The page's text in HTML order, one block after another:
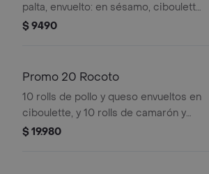
palta, envuelto: en sésamo, ciboulette
o masago, con salsa tari + bebida
$ 9490
Promo 20 Rocoto
10 rolls de pollo y queso envueltos en
ciboulette, y 10 rolls de camarón y
cebollín envueltos en palta,
$ 19.980